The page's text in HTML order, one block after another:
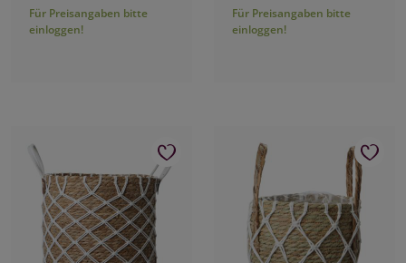
Für Preisangaben bitte
einloggen!
Für Preisangaben bitte
einloggen!